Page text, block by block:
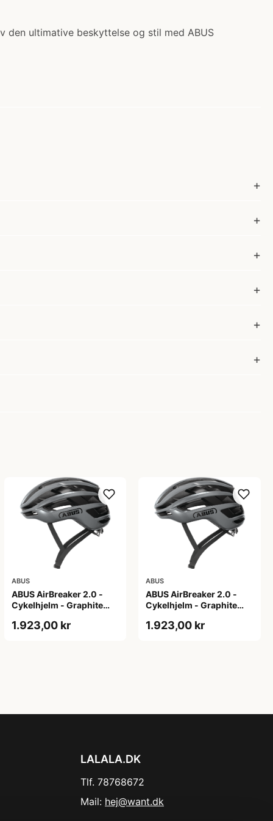
den ultimative beskyttelse og stil med ABUS
ABUS
ABUS AirBreaker 2.0 -
Cykelhjelm - Graphite
1.923,00 kr
ABUS
ABUS AirBreaker 2.0 -
Cykelhjelm - Graphite
1.923,00 kr
LALALA.DK
Tlf. 78768672
Mail: hej@want.dk